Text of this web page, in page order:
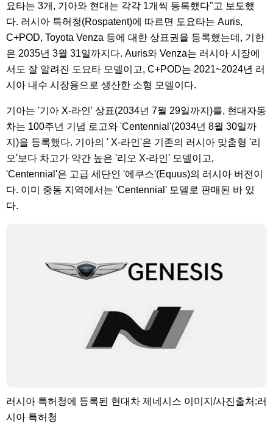
요타는 3개, 기아와 현대는 각각 1개씩 등록했다"고 보도했
다. 러시아 특허청(Rospatent)에 따르면 도요타는 Auris,
C+POD, Toyota Venza 등에 대한 상표권을 등록했는데, 기한
은 2035년 3월 31일까지다. Auris와 Venza는 러시아 시장에
서도 잘 알려진 도요타 모델이고, C+POD는 2021~2024년 러
시아 내수 시장용으로 생산한 소형 모델이다.
기아는 '기아 X-라인' 상표(2034년 7월 29일까지)를, 현대자동
차는 100주년 기념 로고와 'Centennial'(2034년 8월 30일까
지)을 등록했다. 기아의 ' X-라인'은 기존의 러시아 맞춤형 '리
오'보다 차고가 약간 높은 '리오 X-라인' 모델이고,
'Centennial'은 고급 세단인 '에쿠스'(Equus)의 러시아 버전이
다. 이미 중동 지역에서는 'Centennial' 모델로 판매된 바 있
다.
러시아 특허청에 등록된 현대차 제네시스 이미지/사진출처:러
시아 특허청